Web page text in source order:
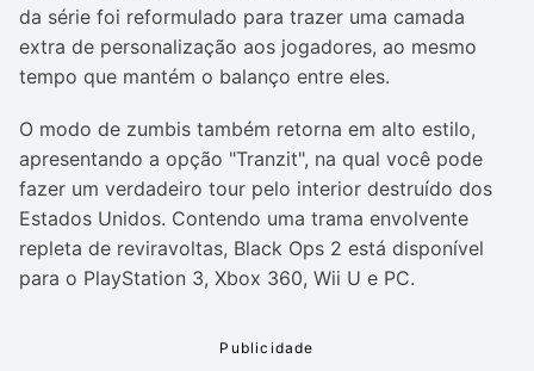
da série foi reformulado para trazer uma camada
extra de personalização aos jogadores, ao mesmo
tempo que mantém o balanço entre eles.
O modo de zumbis também retorna em alto estilo,
apresentando a opção "Tranzit", na qual você pode
fazer um verdadeiro tour pelo interior destruído dos
Estados Unidos. Contendo uma trama envolvente
repleta de reviravoltas, Black Ops 2 está disponível
para o PlayStation 3, Xbox 360, Wii U e PC.